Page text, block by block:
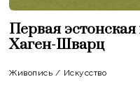
Первая
Хаген-Шварц
Живопись / Искусство